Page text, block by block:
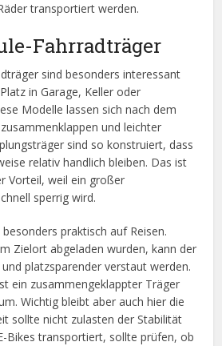
transportiert werden.
Fahrradträger
sind besonders interessant
in Garage, Keller oder
Modelle lassen sich nach dem
und leichter
sind so konstruiert, dass
relativ handlich bleiben. Das ist
Vorteil, weil ein großer
sperrig wird.
praktisch auf Reisen.
Zielort abgeladen wurden, kann der
platzsparender verstaut werden.
ein zusammengeklappter Träger
Wichtig bleibt aber auch hier die
sollte nicht zulasten der Stabilität
Bikes transportiert, sollte prüfen, ob